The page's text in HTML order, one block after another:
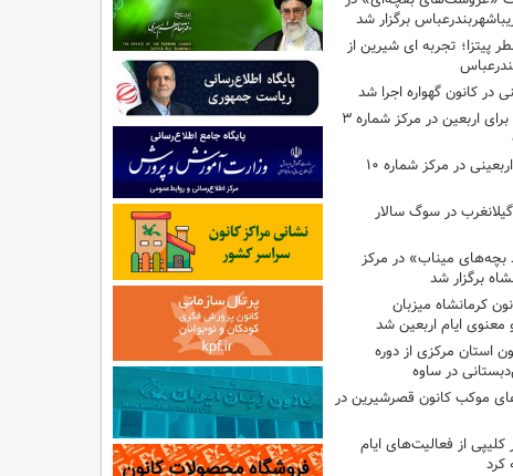
برگزار شد
پیتزا؛ تجربه ای شیرین از
در کانون گهواره اجرا شد
اجرای برنامه‌هایی برای اربعین در مرکز شماره ۳
اجرای برنامه‌های اربعینی در مرکز شماره ۱۰
در سوگ سالار
بچه‌های میناب» در مرکز
شماره ۱۳ کانون کرمانشاه میزبان
ایام اربعین شد
استان مرکزی از دوره
در ساوه
موکب کانون قصرشیرین در
کلیپی از فعالیت‌های ایام
کرد